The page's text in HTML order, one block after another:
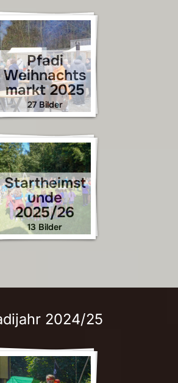
Pfadi
Weihnachts
markt 2025
27 Bilder
Startheimst
unde
2025/26
13 Bilder
2024/25